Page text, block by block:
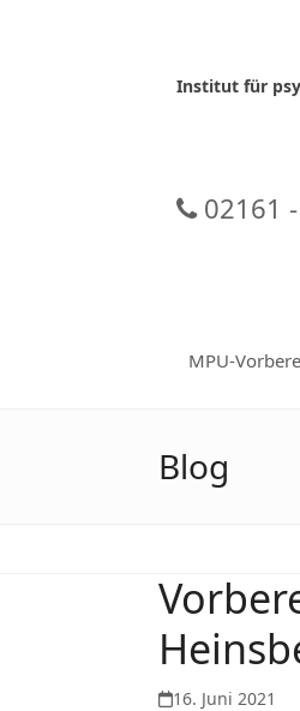
Institut für
02161
MPU-
Blog
16. Juni 2021